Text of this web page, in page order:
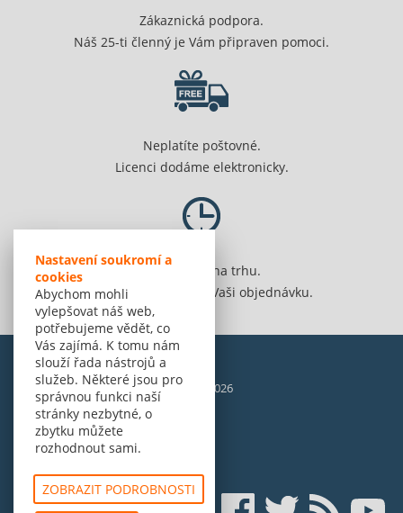
Nastavení soukromí a
cookies
Abychom mohli
vylepšovat náš web,
potřebujeme vědět, co
Vás zajímá. K tomu nám
slouží řada nástrojů a
služeb. Některé jsou pro
správnou funkci naší
stránky nezbytné, o
zbytku můžete
rozhodnout sami.
ZOBRAZIT PODROBNOSTI
Zákaznická podpora.
Náš 25-ti členný je Vám připraven pomoci.
Neplatíte poštovné.
Licenci dodáme elektronicky.
Jsme 20 let na trhu.
Spolehlivě vyřídíme Vaši objednávku.
© Amenit Software Solutions, 1998 - 2026
Powered bynopCommerce